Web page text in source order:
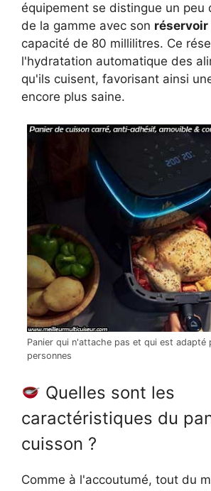
équipement se distingue un peu
de la gamme avec son réservoir
capacité de 80 millilitres. Ce
l'hydratation automatique des
qu'ils cuisent, favorisant ainsi
encore plus saine.
Panier qui n'attache pas et qui est adapté
personnes
Quelles sont les
caractéristiques du
cuisson ?
Comme à l'accoutumé, tout du